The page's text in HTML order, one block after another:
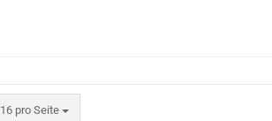
16 pro Seite
pro Seite